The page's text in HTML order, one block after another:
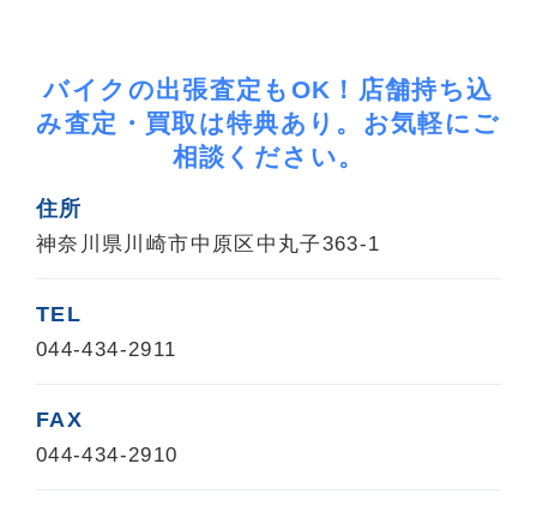
バイクの出張査定もOK！店舗持ち込
み査定・買取は特典あり。お気軽にご
相談ください。
住所
神奈川県川崎市中原区中丸子363-1
TEL
044-434-2911
FAX
044-434-2910